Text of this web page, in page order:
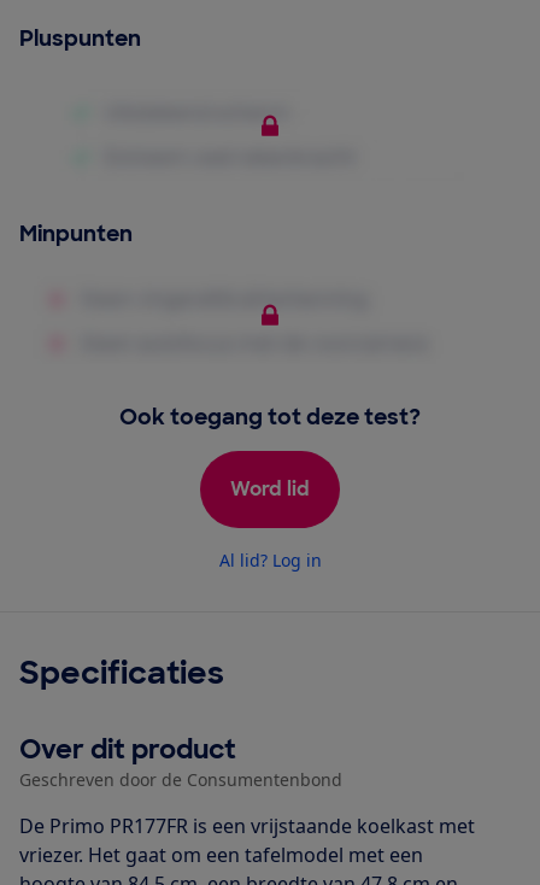
Pluspunten
Minpunten
Ook toegang tot deze test?
Word lid
Al lid? Log in
Specificaties
Over dit product
Geschreven door de Consumentenbond
De Primo PR177FR is een vrijstaande koelkast met
vriezer. Het gaat om een tafelmodel met een